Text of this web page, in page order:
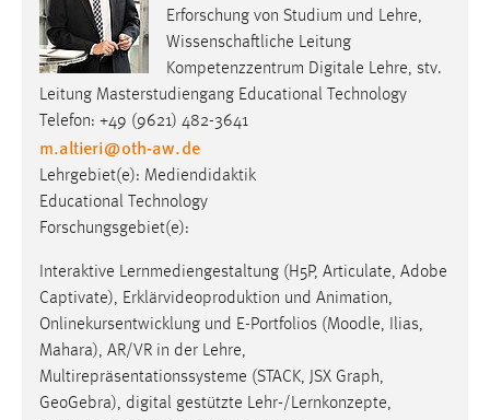
Erforschung von Studium und Lehre,
Wissenschaftliche Leitung
Kompetenzzentrum Digitale Lehre, stv.
Leitung Masterstudiengang Educational Technology
Telefon: +49 (9621) 482-3641
m.altieri@oth-aw.de
Lehrgebiet(e): Mediendidaktik
Educational Technology
Forschungsgebiet(e):
Interaktive Lernmediengestaltung (H5P, Articulate, Adobe
Captivate), Erklärvideoproduktion und Animation,
Onlinekursentwicklung und E-Portfolios (Moodle, Ilias,
Mahara), AR/VR in der Lehre,
Multirepräsentationssysteme (STACK, JSX Graph,
GeoGebra), digital gestützte Lehr-/Lernkonzepte,
Name:
_pk_ref, _pk_cvar, _pk_id, _pk_ses
Zweck:
Zugriffsstatistik
Cookie Laufzeit:
Max. 13 Monate
MARKETING
Marketing Cookies werden von Drittanbietern
verwendet, um personalisierte Werbung anzuzeigen.
Sie tun dies, indem sie Besucher über Websites
hinweg verfolgen.